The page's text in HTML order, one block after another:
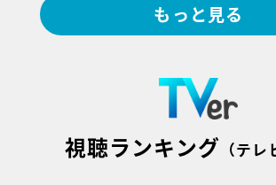
もっと見る
視聴ランキング （テレ